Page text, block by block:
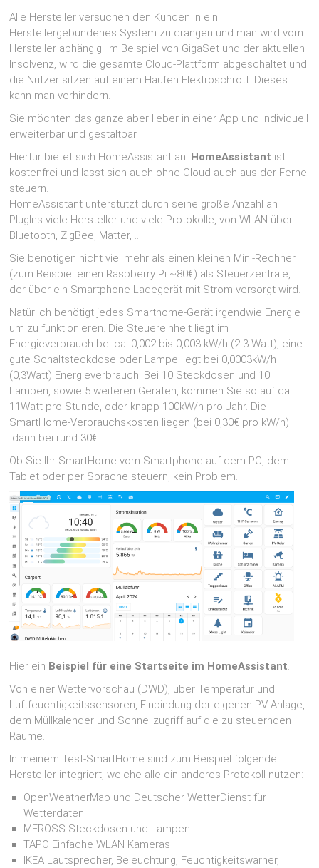
Alle Hersteller versuchen den Kunden in ein
Herstellergebundenes System zu drängen und man wird vom
Hersteller abhängig. Im Beispiel von GigaSet und der aktuellen
Insolvenz, wird die gesamte Cloud-Plattform abgeschaltet und
die Nutzer sitzen auf einem Haufen Elektroschrott. Dieses
kann man verhindern.
Sie möchten das ganze aber lieber in einer App und individuell
erweiterbar und gestaltbar.
Hierfür bietet sich HomeAssistant an. HomeAssistant ist
kostenfrei und lässt sich auch ohne Cloud auch aus der Ferne
steuern.
HomeAssistant unterstützt durch seine große Anzahl an
PlugIns viele Hersteller und viele Protokolle, von WLAN über
Bluetooth, ZigBee, Matter, …
Sie benötigen nicht viel mehr als einen kleinen Mini-Rechner
(zum Beispiel einen Raspberry Pi ~80€) als Steuerzentrale,
der über ein Smartphone-Ladegerät mit Strom versorgt wird.
Natürlich benötigt jedes Smarthome-Gerät irgendwie Energie
um zu funktionieren. Die Steuereinheit liegt im
Energieverbrauch bei ca. 0,002 bis 0,003 kW/h (2-3 Watt), eine
gute Schaltsteckdose oder Lampe liegt bei 0,0003kW/h
(0,3Watt) Energieverbrauch. Bei 10 Steckdosen und 10
Lampen, sowie 5 weiteren Geräten, kommen Sie so auf ca.
11Watt pro Stunde, oder knapp 100kW/h pro Jahr. Die
SmartHome-Verbrauchskosten liegen (bei 0,30€ pro kW/h)
dann bei rund 30€.
Ob Sie Ihr SmartHome vom Smartphone auf dem PC, dem
Tablet oder per Sprache steuern, kein Problem.
Hier ein Beispiel für eine Startseite im HomeAssistant.
Von einer Wettervorschau (DWD), über Temperatur und
Luftfeuchtigkeitssensoren, Einbindung der eigenen PV-Anlage,
dem Müllkalender und Schnellzugriff auf die zu steuernden
Räume.
In meinem Test-SmartHome sind zum Beispiel folgende
Hersteller integriert, welche alle ein anderes Protokoll nutzen:
OpenWeatherMap und Deutscher WetterDienst für
Wetterdaten
MEROSS Steckdosen und Lampen
TAPO Einfache WLAN Kameras
IKEA Lautsprecher, Beleuchtung, Feuchtigkeitswarner,